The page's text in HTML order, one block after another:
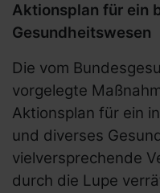
Aktionsplan für ein
Gesundheitswesen
Die vom
vorgelegte
Aktionsplan für ein
und diverses
vielversprechende
durch die Lupe